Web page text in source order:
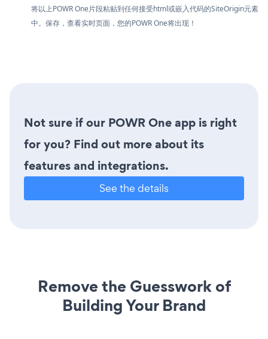
将以上POWR One片段粘贴到任何接受html或嵌入代码的SiteOrigin元素
中。保存，查看实时页面，您的POWR One将出现！
Not sure if our POWR One app is right
for you? Find out more about its
features and integrations.
See the details
Remove the Guesswork of
Building Your Brand